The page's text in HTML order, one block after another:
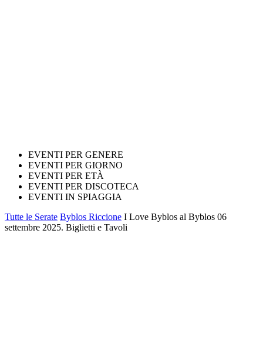
EVENTI PER GENERE
EVENTI PER GIORNO
EVENTI PER ETÀ
EVENTI PER DISCOTECA
EVENTI IN SPIAGGIA
Tutte le Serate Byblos Riccione I Love Byblos al Byblos 06
settembre 2025. Biglietti e Tavoli